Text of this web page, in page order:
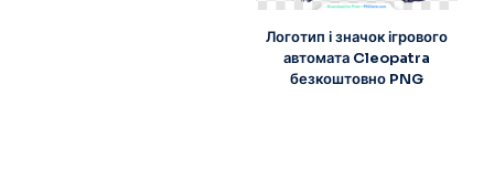
Логотип і значок ігрового
автомата Cleopatra
безкоштовно PNG